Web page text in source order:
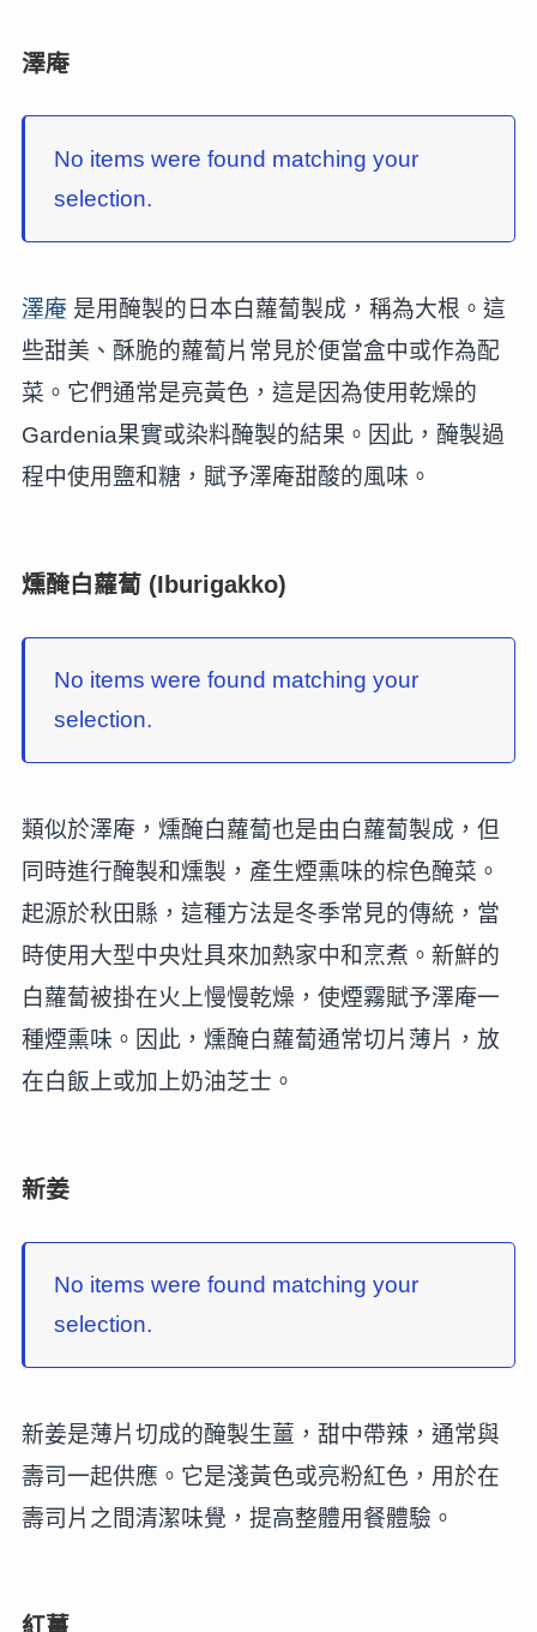
澤庵
No items were found matching your
selection.
澤庵 是用醃製的日本白蘿蔔製成，稱為大根。這
些甜美、酥脆的蘿蔔片常見於便當盒中或作為配
菜。它們通常是亮黃色，這是因為使用乾燥的
Gardenia果實或染料醃製的結果。因此，醃製過
程中使用鹽和糖，賦予澤庵甜酸的風味。
燻醃白蘿蔔 (Iburigakko)
No items were found matching your
selection.
類似於澤庵，燻醃白蘿蔔也是由白蘿蔔製成，但
同時進行醃製和燻製，產生煙熏味的棕色醃菜。
起源於秋田縣，這種方法是冬季常見的傳統，當
時使用大型中央灶具來加熱家中和烹煮。新鮮的
白蘿蔔被掛在火上慢慢乾燥，使煙霧賦予澤庵一
種煙熏味。因此，燻醃白蘿蔔通常切片薄片，放
在白飯上或加上奶油芝士。
新姜
No items were found matching your
selection.
新姜是薄片切成的醃製生薑，甜中帶辣，通常與
壽司一起供應。它是淺黃色或亮粉紅色，用於在
壽司片之間清潔味覺，提高整體用餐體驗。
紅薑